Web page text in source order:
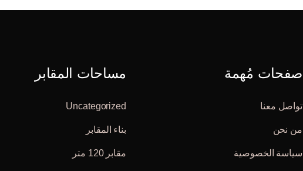
صفحات مُهمة
تواصل معنا
من نحن
سياسة الخصوصية
مساحات المقابر
Uncategorized
بناء المقابر
مقابر 120 متر